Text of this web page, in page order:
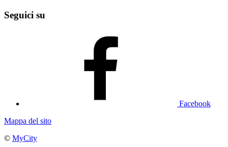
Seguici su
Facebook
Mappa del sito
© MyCity